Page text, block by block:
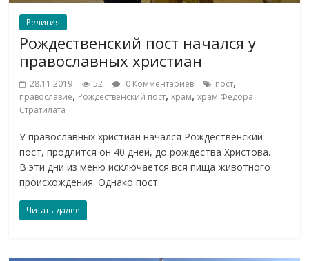
Религия
Рождественский пост начался у
православных христиан
28.11.2019 52 0 Комментариев пост,
православие, Рождественский пост,храм,храм Федора
Стратилата
У православных христиан начался Рождественский
пост, продлится он 40 дней, до рождества Христова.
В эти дни из меню исключается вся пища животного
происхождения. Однако пост
Читать далее